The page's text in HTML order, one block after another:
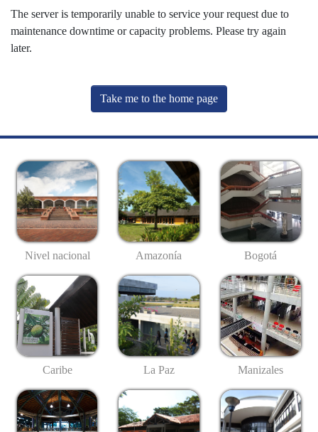
The server is temporarily unable to service your request due to
maintenance downtime or capacity problems. Please try again
later.
Take me to the home page
Nivel nacional Amazonía Bogotá
Caribe La Paz Manizales